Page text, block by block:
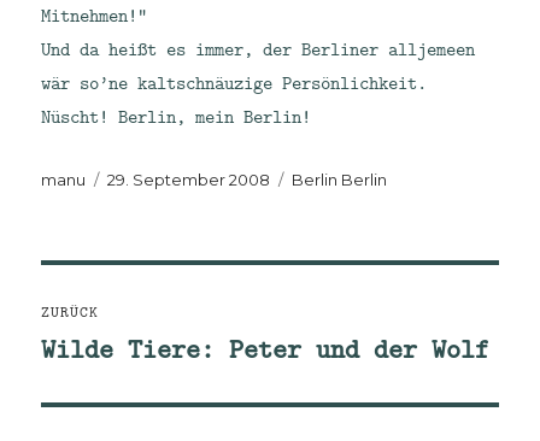
Mitnehmen!“
Und da heißt es immer, der Berliner alljemeen
wär so’ne kaltschnäuzige Persönlichkeit.
Nüscht! Berlin, mein Berlin!
Autor
manu
Veröffentlicht
29. September 2008 Kategorien
Berlin Berlin
ZURÜCK
Vorheriger
Wilde Tiere: Peter und der Wolf